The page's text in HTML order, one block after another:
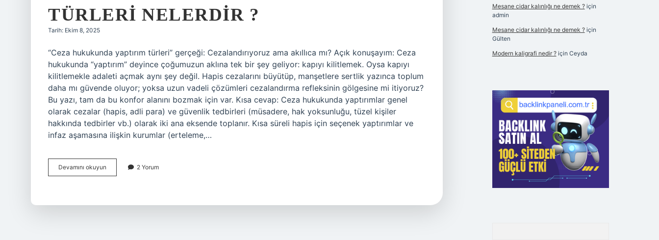
TÜRLERI NELERDIR ?
Tarih: Ekim 8, 2025
“Ceza hukukunda yaptırım türleri” gerçeği: Cezalandırıyoruz ama akıllıca mı? Açık konuşayım: Ceza
hukukunda “yaptırım” deyince çoğumuzun aklına tek bir şey geliyor: kapıyı kilitlemek. Oysa kapıyı
kilitlemekle adaleti açmak aynı şey değil. Hapis cezalarını büyütüp, manşetlere sertlik yazınca toplum
daha mı güvende oluyor; yoksa uzun vadeli çözümleri cezalandırma refleksinin gölgesine mi itiyoruz?
Bu yazı, tam da bu konfor alanını bozmak için var. Kısa cevap: Ceza hukukunda yaptırımlar genel
olarak cezalar (hapis, adli para) ve güvenlik tedbirleri (müsadere, hak yoksunluğu, tüzel kişiler
hakkında tedbirler vb.) olarak iki ana eksende toplanır. Kısa süreli hapis için seçenek yaptırımlar ve
infaz aşamasına ilişkin kurumlar (erteleme,…
Devamını okuyun
hukukunda
2 Yorum
Mesane cidar kalınlığı ne demek ?için
admin
Mesane cidar kalınlığı ne demek ?için
Gülten
Modern kaligrafi nedir ?için Ceyda